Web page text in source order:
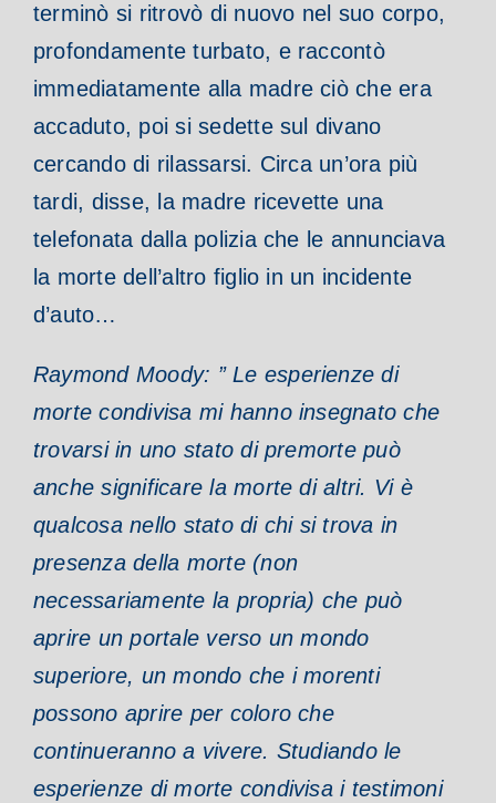
terminò si ritrovò di nuovo nel suo corpo,
profondamente turbato, e raccontò
immediatamente alla madre ciò che era
accaduto, poi si sedette sul divano
cercando di rilassarsi. Circa un’ora più
tardi, disse, la madre ricevette una
telefonata dalla polizia che le annunciava
la morte dell’altro figlio in un incidente
d’auto…
Raymond Moody: ” Le esperienze di
morte condivisa mi hanno insegnato che
trovarsi in uno stato di premorte può
anche significare la morte di altri. Vi è
qualcosa nello stato di chi si trova in
presenza della morte (non
necessariamente la propria) che può
aprire un portale verso un mondo
superiore, un mondo che i morenti
possono aprire per coloro che
continueranno a vivere. Studiando le
esperienze di morte condivisa i testimoni